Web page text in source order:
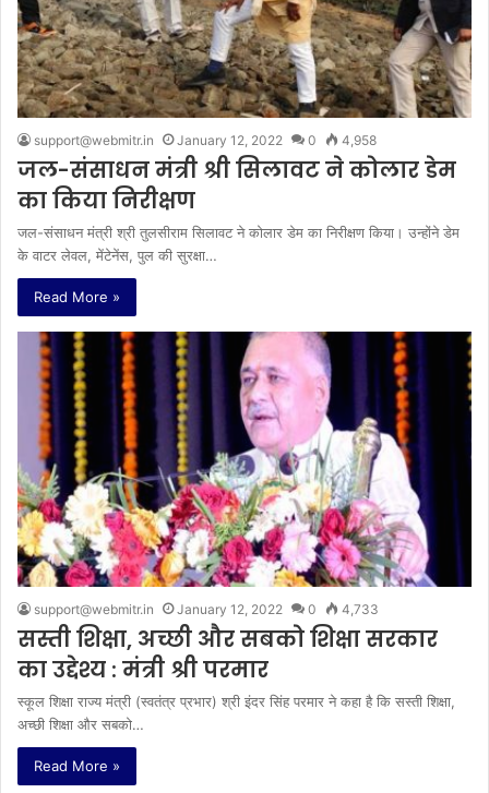
support@webmitr.in January 12, 2022 0 4,958
जल-संसाधन मंत्री श्री सिलावट ने कोलार डेम
का किया निरीक्षण
जल-संसाधन मंत्री श्री तुलसीराम सिलावट ने कोलार डेम का निरीक्षण किया। उन्होंने डेम
के वाटर लेवल, मेंटेनेंस, पुल की सुरक्षा…
Read More »
support@webmitr.in January 12, 2022 0 4,733
सस्ती शिक्षा, अच्छी और सबको शिक्षा सरकार
का उद्देश्य : मंत्री श्री परमार
स्कूल शिक्षा राज्य मंत्री (स्वतंत्र प्रभार) श्री इंदर सिंह परमार ने कहा है कि सस्ती शिक्षा,
अच्छी शिक्षा और सबको…
Read More »